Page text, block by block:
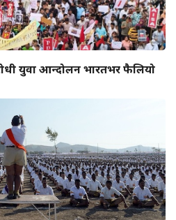
युवा आन्दोलन भारतभर फैलियो